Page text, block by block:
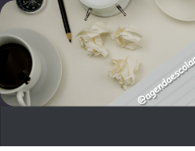
Saltar al contenido